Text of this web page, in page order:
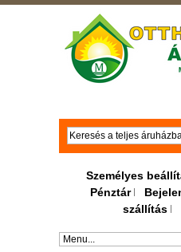
Személyes
Pénztár
szállítás